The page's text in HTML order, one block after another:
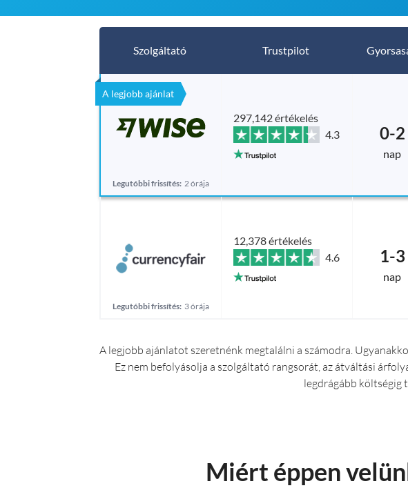
Szolgáltató Trustpilot
A legjobb ajánlat
Legutóbbi frissítés: 2 órája
297,142 értékelés
4.3
0-2
nap
Legutóbbi frissítés: 3 órája
12,378 értékelés
4.6
1-3
nap
A legjobb ajánlatot szeretnénk megtalálni a számodra.
Ez nem befolyásolja a szolgáltató rangsorát, az átváltási
legdrágább költségig
Miért éppen